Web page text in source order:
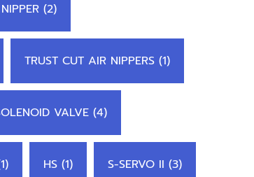
(2)
TRUST CUT AIR NIPPERS (1)
VALVE (4)
HS (1) S-SERVO II (3)